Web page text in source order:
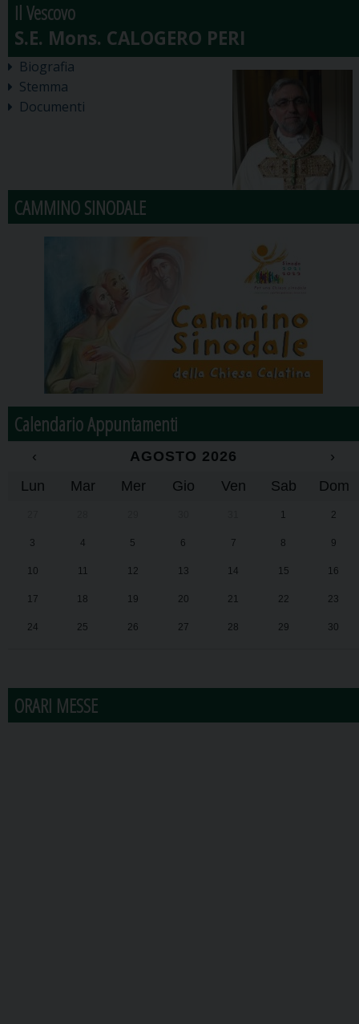
Il Vescovo
Biografia
Stemma
Documenti
CAMMINO SINODALE
Calendario Appuntamenti
‹ AGOSTO 2026
›
Lun
Mar Mer Gio Ven Sab Dom
1 2
3 4 5 6 7 8 9
10 11 12 13 14 15 16
17 18 19 20 21 22 23
24 25 26 27 28 29 30
ORARI MESSE